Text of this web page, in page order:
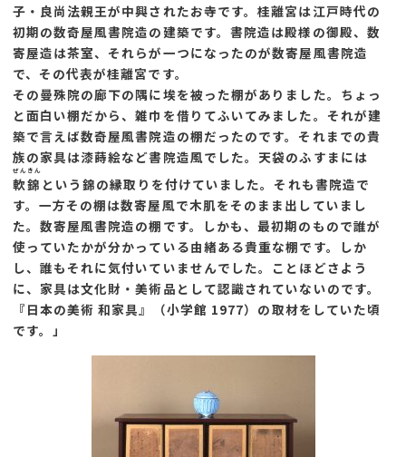
子・良尚法親王が中興されたお寺です。桂離宮は江戸時代の
初期の数奇屋風書院造の建築です。書院造は殿様の御殿、数
寄屋造は茶室、それらが一つになったのが数寄屋風書院造
で、その代表が桂離宮です。
その曼殊院の廊下の隅に埃を被った棚がありました。ちょっ
と面白い棚だから、雑巾を借りてふいてみました。それが建
築で言えば数奇屋風書院造の棚だったのです。それまでの貴
族の家具は漆蒔絵など書院造風でした。天袋のふすまには
軟錦
ぜんきん
という錦の縁取りを付けていました。それも書院造で
す。一方その棚は数寄屋風で木肌をそのまま出していまし
た。数寄屋風書院造の棚です。しかも、最初期のもので誰が
使っていたかが分かっている由緒ある貴重な棚です。しか
し、誰もそれに気付いていませんでした。ことほどさよう
に、家具は文化財・美術品として認識されていないのです。
『日本の美術 和家具』（小学館 1977）の取材をしていた頃
です。」